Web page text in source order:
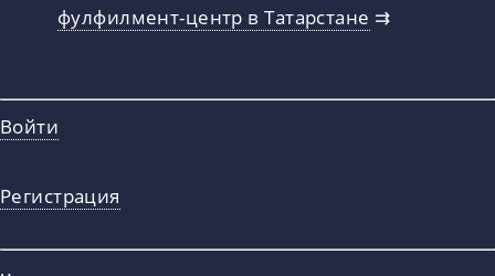
фулфилмент-центр в Татарстане ⇉
Войти
Регистрация